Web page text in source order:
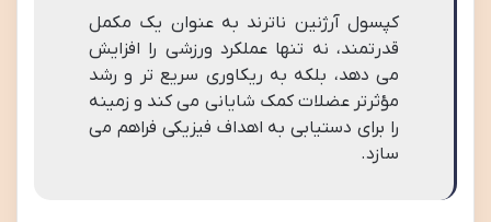
کپسول آرژنین ناترند به عنوان یک مکمل
قدرتمند، نه تنها عملکرد ورزشی را افزایش
می دهد، بلکه به ریکاوری سریع تر و رشد
مؤثرتر عضلات کمک شایانی می کند و زمینه
را برای دستیابی به اهداف فیزیکی فراهم می
سازد.